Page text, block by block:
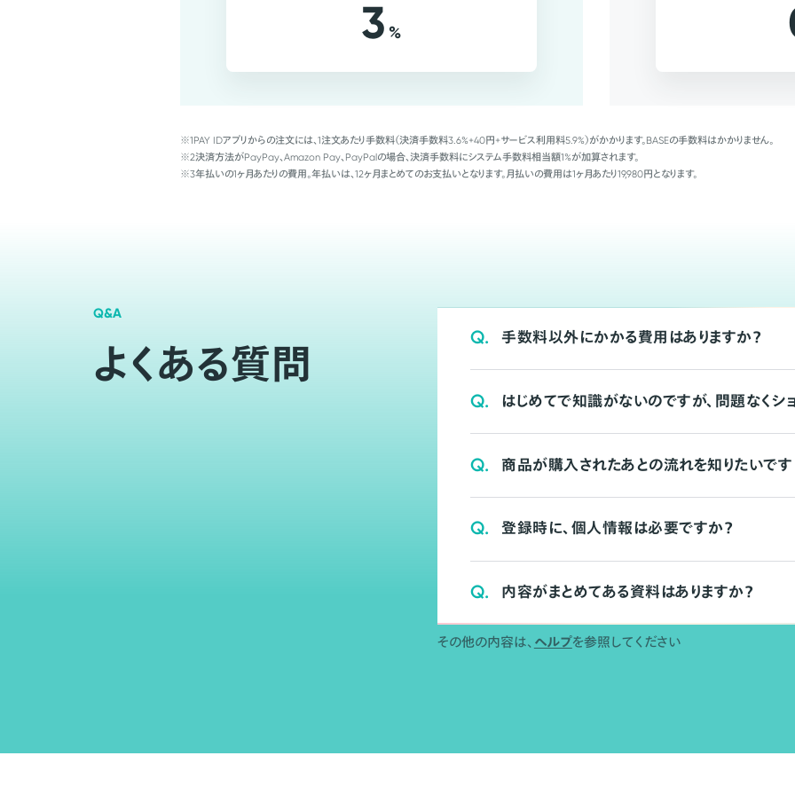
3 %
※1PAY IDアプリからの注文には、1注文あたり手数料（決済手数料3.6%+40円+サービス利用料5.9%）がかかります。BASEの手数料はかかりません。
※2決済方法がPayPay、Amazon Pay、PayPalの場合、決済手数料にシステム手数料相当額1%が加算されます。
※3年払いの1ヶ月あたりの費用。年払いは、12ヶ月まとめてのお支払いとなります。月払いの費用は1ヶ月あたり19,980円となります。
Q&A
よくある質問
Q. 手数料以外にかかる費用はありますか？
Q. はじめてで知識がないのですが、問題なくシ
Q. 商品が購入されたあとの流れを知りたいです
Q. 登録時に、個人情報は必要ですか？
Q. 内容がまとめてある資料はありますか？
その他の内容は、 ヘルプを参照してください